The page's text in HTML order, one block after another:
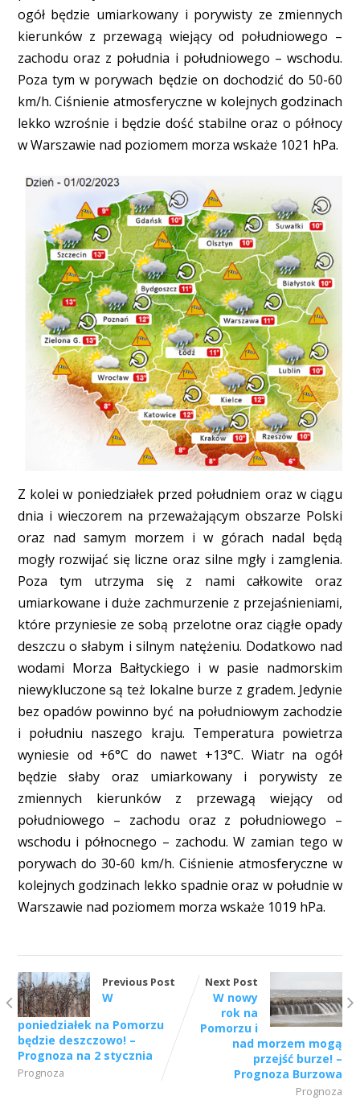
ogół będzie umiarkowany i porywisty ze zmiennych
kierunków z przewagą wiejący od południowego –
zachodu oraz z południa i południowego – wschodu.
Poza tym w porywach będzie on dochodzić do 50-60
km/h. Ciśnienie atmosferyczne w kolejnych godzinach
lekko wzrośnie i będzie dość stabilne oraz o północy
w Warszawie nad poziomem morza wskaże 1021 hPa.
Z kolei w poniedziałek przed południem oraz w ciągu
dnia i wieczorem na przeważającym obszarze Polski
oraz nad samym morzem i w górach nadal będą
mogły rozwijać się liczne oraz silne mgły i zamglenia.
Poza tym utrzyma się z nami całkowite oraz
umiarkowane i duże zachmurzenie z przejaśnieniami,
które przyniesie ze sobą przelotne oraz ciągłe opady
deszczu o słabym i silnym natężeniu. Dodatkowo nad
wodami Morza Bałtyckiego i w pasie nadmorskim
niewykluczone są też lokalne burze z gradem. Jedynie
bez opadów powinno być na południowym zachodzie
i południu naszego kraju. Temperatura powietrza
wyniesie od +6°C do nawet +13°C. Wiatr na ogół
będzie słaby oraz umiarkowany i porywisty ze
zmiennych kierunków z przewagą wiejący od
południowego – zachodu oraz z południowego –
wschodu i północnego – zachodu. W zamian tego w
porywach do 30-60 km/h. Ciśnienie atmosferyczne w
kolejnych godzinach lekko spadnie oraz w południe w
Warszawie nad poziomem morza wskaże 1019 hPa.
Previous Post
W
poniedziałek na Pomorzu
będzie deszczowo! –
Prognoza na 2 stycznia
Prognoza
Next Post
W nowy
rok na
Pomorzu i
nad morzem mogą
przejść burze! –
Prognoza Burzowa
Prognoza